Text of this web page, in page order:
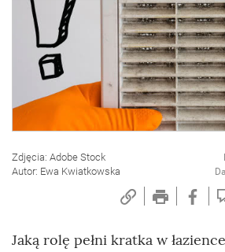
Zdjęcia: Adobe Stock
Autor: Ewa Kwiatkowska
Jaką rolę pełni kratka w